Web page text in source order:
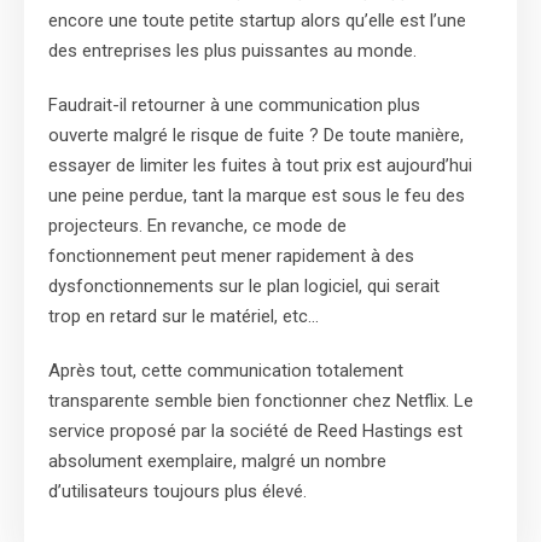
encore une toute petite startup alors qu’elle est l’une
des entreprises les plus puissantes au monde.
Faudrait-il retourner à une communication plus
ouverte malgré le risque de fuite ? De toute manière,
essayer de limiter les fuites à tout prix est aujourd’hui
une peine perdue, tant la marque est sous le feu des
projecteurs. En revanche, ce mode de
fonctionnement peut mener rapidement à des
dysfonctionnements sur le plan logiciel, qui serait
trop en retard sur le matériel, etc…
Après tout, cette communication totalement
transparente semble bien fonctionner chez Netflix. Le
service proposé par la société de Reed Hastings est
absolument exemplaire, malgré un nombre
d’utilisateurs toujours plus élevé.